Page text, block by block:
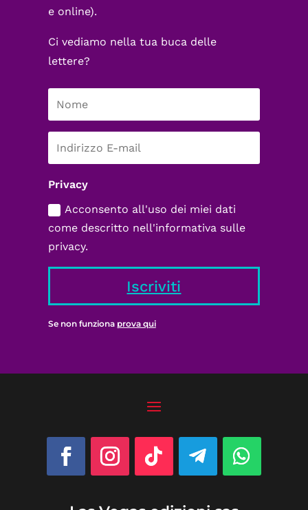
e online).
Ci vediamo nella tua buca delle
lettere?
Privacy
Acconsento all'uso dei miei dati
come descritto nell'informativa sulle
privacy.
Iscriviti
Se non funziona prova qui